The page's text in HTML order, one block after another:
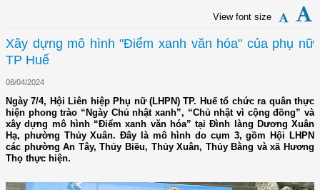
View font size
Xây dựng mô hình "Điểm xanh văn hóa" của phụ nữ
TP Huế
08/04/2024
Ngày 7/4, Hội Liên hiệp Phụ nữ (LHPN) TP. Huế tổ chức ra quân thực
hiện phong trào “Ngày Chủ nhật xanh”, “Chủ nhật vì cộng đồng” và
xây dựng mô hình “Điểm xanh văn hóa” tại Đình làng Dương Xuân
Hạ, phường Thủy Xuân. Đây là mô hình do cụm 3, gồm Hội LHPN
các phường An Tây, Thủy Biều, Thủy Xuân, Thủy Bằng và xã Hương
Thọ thực hiện.